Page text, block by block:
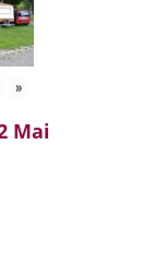
»
Mai